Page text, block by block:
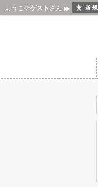
ようこそゲスト さん